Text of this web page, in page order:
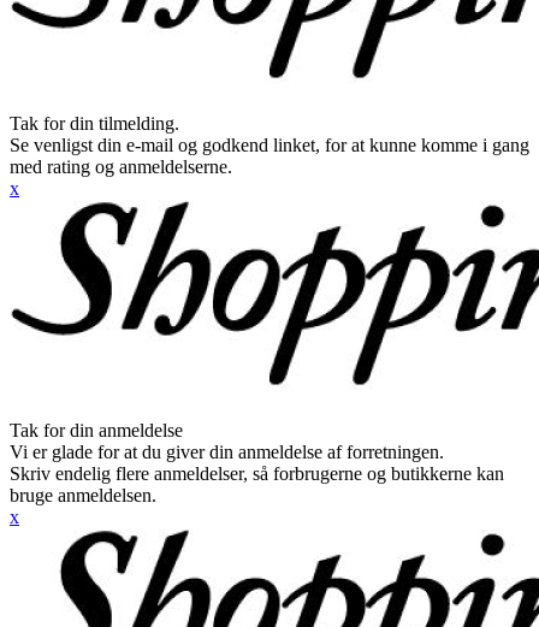
Tak for din tilmelding.
Se venligst din e-mail og godkend linket, for at kunne komme i gang
med rating og anmeldelserne.
x
Tak for din anmeldelse
Vi er glade for at du giver din anmeldelse af forretningen.
Skriv endelig flere anmeldelser, så forbrugerne og butikkerne kan
bruge anmeldelsen.
x